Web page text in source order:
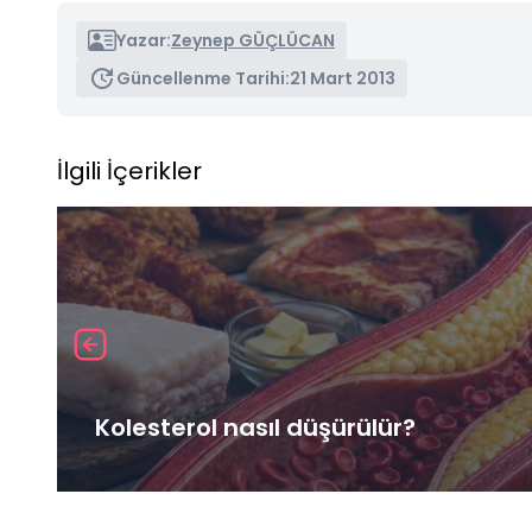
Yazar:Zeynep GÜÇLÜCAN
Güncellenme Tarihi:21 Mart 2013
İlgili İçerikler
Kolesterol nasıl düşürülür?